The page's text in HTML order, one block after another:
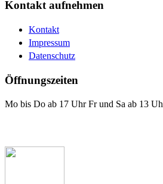
Kontakt aufnehmen
Kontakt
Impressum
Datenschutz
Öffnungszeiten
Mo bis Do ab 17 Uhr Fr und Sa ab 13